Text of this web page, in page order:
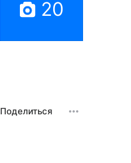
20
Поделиться